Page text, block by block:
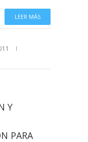
LEER MÁS
Y
PARA